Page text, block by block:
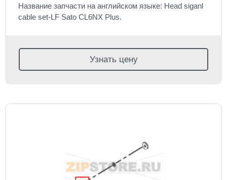
Название запчасти на английском языке: Head siganl
cable set-LF Sato CL6NX Plus.
Узнать цену